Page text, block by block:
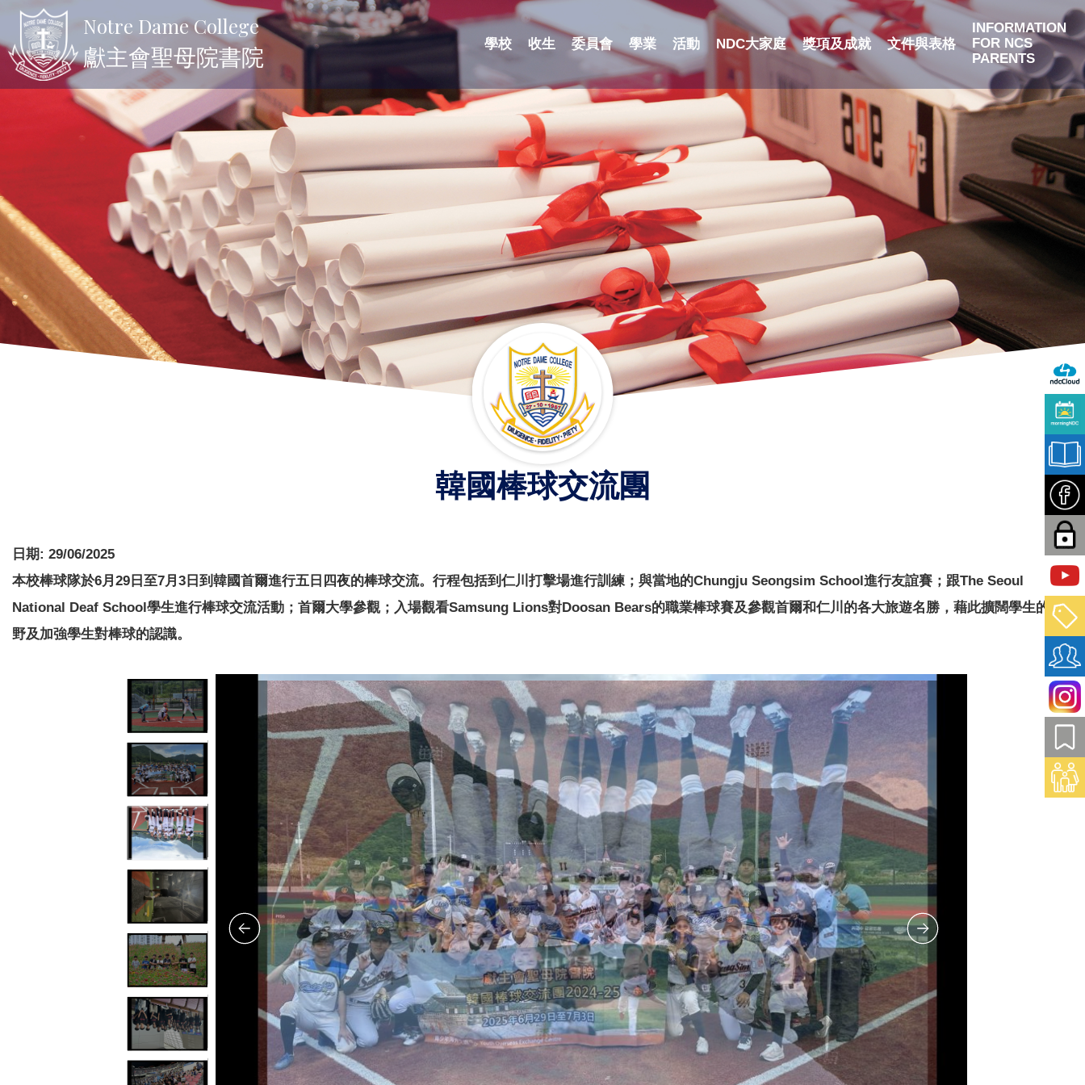
Notre Dame College
獻主會聖母院書院
學校 收生 委員會 學業 活動 NDC大家庭 獎項及成就 文件與表格
INFORMATION
FOR NCS
PARENTS
韓國棒球交流團
日期: 29/06/2025
本校棒球隊於6月29日至7月3日到韓國首爾進行五日四夜的棒球交流。行程包括到仁川打擊場進行訓練；與當地的Chungju Seongsim School進行友誼賽；跟The Seoul
National Deaf School學生進行棒球交流活動；首爾大學參觀；入場觀看Samsung Lions對Doosan Bears的職業棒球賽及參觀首爾和仁川的各大旅遊名勝，藉此擴闊學生的視
野及加強學生對棒球的認識。